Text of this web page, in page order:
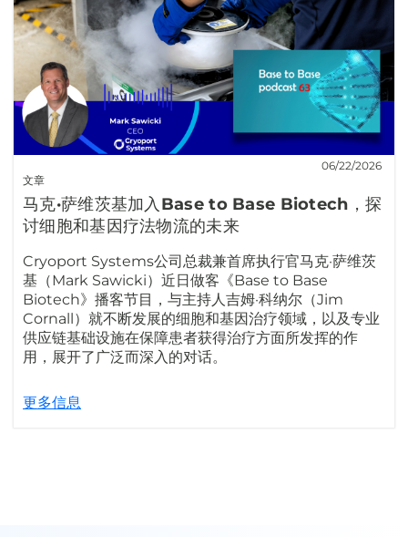
文章
06/22/2026
马克·萨维茨基加入Base to Base Biotech，探
讨细胞和基因疗法物流的未来
Cryoport Systems公司总裁兼首席执行官马克·萨维茨
基（Mark Sawicki）近日做客《Base to Base
Biotech》播客节目，与主持人吉姆·科纳尔（Jim
Cornall）就不断发展的细胞和基因治疗领域，以及专业
供应链基础设施在保障患者获得治疗方面所发挥的作
用，展开了广泛而深入的对话。
更多信息